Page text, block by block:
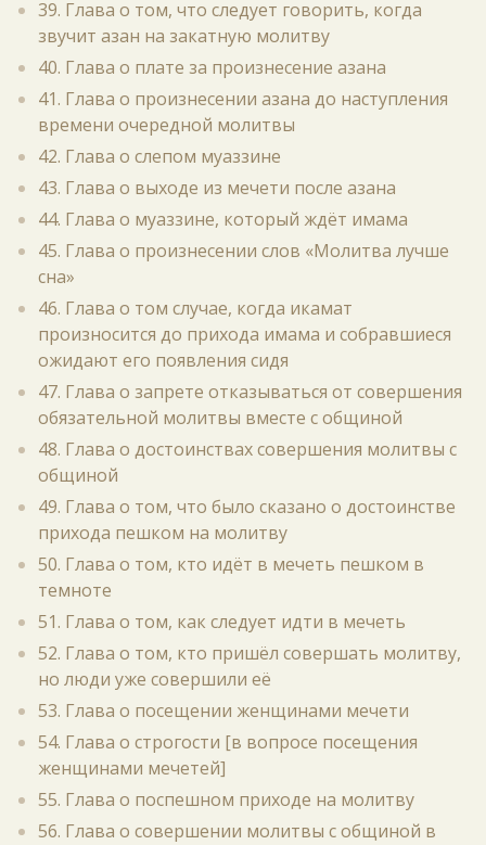
39. Глава о том, что следует говорить, когда
звучит азан на закатную молитву
40. Глава о плате за произнесение азана
41. Глава о произнесении азана до наступления
времени очередной молитвы
42. Глава о слепом муаззине
43. Глава о выходе из мечети после азана
44. Глава о муаззине, который ждёт имама
45. Глава о произнесении слов «Молитва лучше
сна»
46. Глава о том случае, когда икамат
произносится до прихода имама и собравшиеся
ожидают его появления сидя
47. Глава о запрете отказываться от совершения
обязательной молитвы вместе с общиной
48. Глава о достоинствах совершения молитвы с
общиной
49. Глава о том, что было сказано о достоинстве
прихода пешком на молитву
50. Глава о том, кто идёт в мечеть пешком в
темноте
51. Глава о том, как следует идти в мечеть
52. Глава о том, кто пришёл совершать молитву,
но люди уже совершили её
53. Глава о посещении женщинами мечети
54. Глава о строгости [в вопросе посещения
женщинами мечетей]
55. Глава о поспешном приходе на молитву
56. Глава о совершении молитвы с общиной в